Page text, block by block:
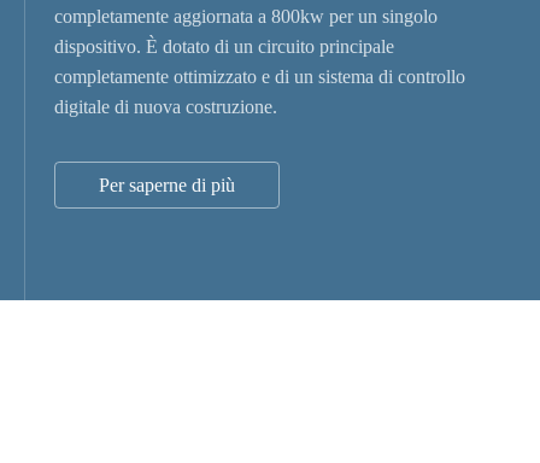
completamente aggiornata a 800kw per un singolo
dispositivo. È dotato di un circuito principale
completamente ottimizzato e di un sistema di controllo
digitale di nuova costruzione.
Per saperne di più